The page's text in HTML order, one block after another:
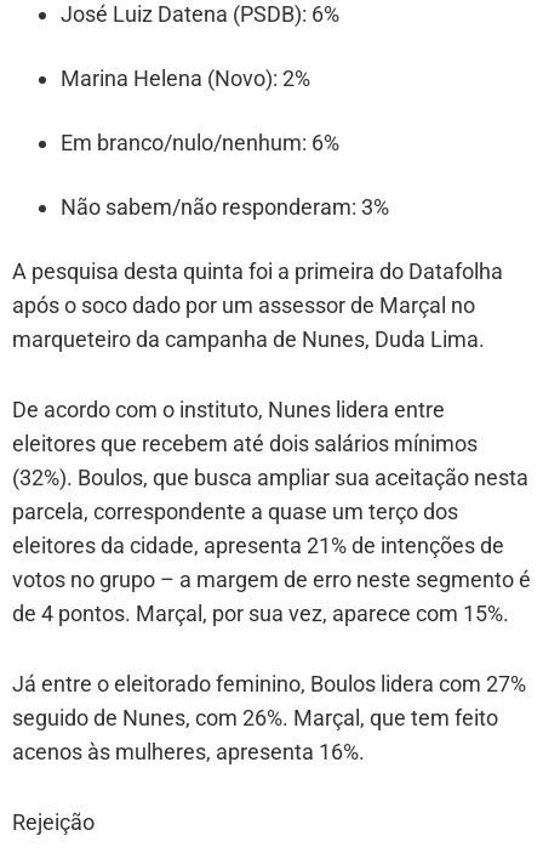
José Luiz Datena (PSDB): 6%
Marina Helena (Novo): 2%
Em branco/nulo/nenhum: 6%
Não sabem/não responderam: 3%
A pesquisa desta quinta foi a primeira do Datafolha
após o soco dado por um assessor de Marçal no
marqueteiro da campanha de Nunes, Duda Lima.
De acordo com o instituto, Nunes lidera entre
eleitores que recebem até dois salários mínimos
(32%). Boulos, que busca ampliar sua aceitação nesta
parcela, correspondente a quase um terço dos
eleitores da cidade, apresenta 21% de intenções de
votos no grupo – a margem de erro neste segmento é
de 4 pontos. Marçal, por sua vez, aparece com 15%.
Já entre o eleitorado feminino, Boulos lidera com 27%
seguido de Nunes, com 26%. Marçal, que tem feito
acenos às mulheres, apresenta 16%.
Rejeição